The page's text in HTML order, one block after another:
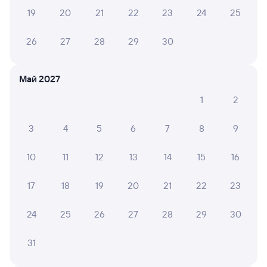
Отель
Астрахань
Отель
джин
Отзывы пассажиров Туту о поездах
отрицательные мнения
10 НАТАЛЬЯ Щ.
Я ехала в первом вагонепоезда 250Н ,мои
Самые лучшие и заботливые,и начальник поезда
19 20 21 22 23 24 25
26 27 28 29 30
Май 2027
1
2
3 4 5 6 7 8 9
10 11 12 13 14 15 16
17 18 19 20 21 22 23
24 25 26 27 28 29 30
31